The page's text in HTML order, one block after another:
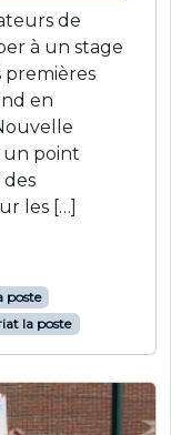
de
à un stage
premières
en
un point
les […]
poste
la poste